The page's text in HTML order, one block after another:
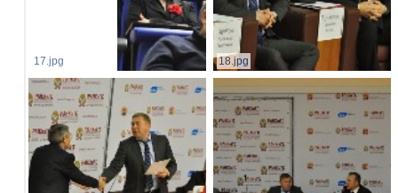
17.jpg 18.jpg